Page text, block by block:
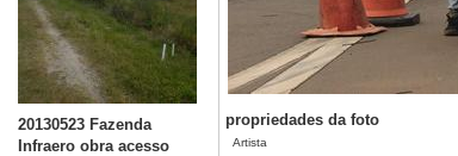
20130523 Fazenda
Infraero obra acesso
propriedades da foto
Artista